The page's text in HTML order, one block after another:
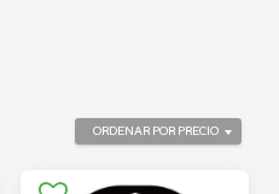
ORDENAR POR PRECIO